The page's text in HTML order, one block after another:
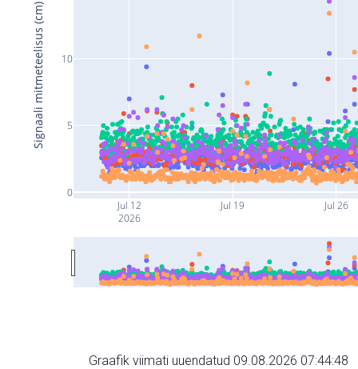
Jul 12
2026
Jul 19 Jul 26
0
5
10
Signaali mitmeteelisus (cm)
Graafik viimati uuendatud 09.08.2026 07:44:48